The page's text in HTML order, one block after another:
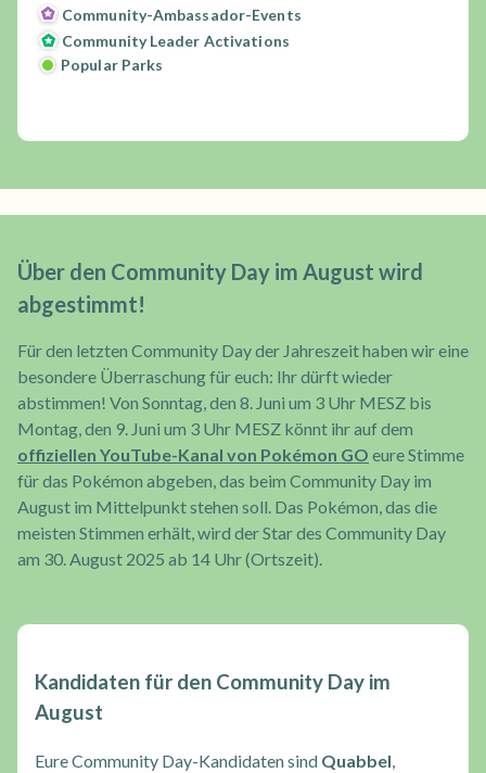
Community-Ambassador-Events
Community Leader Activations
Popular Parks
Über den Community Day im August wird
abgestimmt!
Für den letzten Community Day der Jahreszeit haben wir eine
besondere Überraschung für euch: Ihr dürft wieder
abstimmen! Von Sonntag, den 8. Juni um 3 Uhr MESZ bis
Montag, den 9. Juni um 3 Uhr MESZ könnt ihr auf dem
offiziellen YouTube-Kanal von Pokémon GO eure Stimme
für das Pokémon abgeben, das beim Community Day im
August im Mittelpunkt stehen soll. Das Pokémon, das die
meisten Stimmen erhält, wird der Star des Community Day
am 30. August 2025 ab 14 Uhr (Ortszeit).
Kandidaten für den Community Day im
August
Eure Community Day-Kandidaten sind Quabbel